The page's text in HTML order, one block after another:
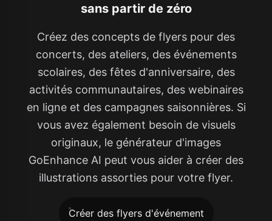
sans partir de zéro
Créez des concepts de flyers pour des
concerts, des ateliers, des événements
scolaires, des fêtes d'anniversaire, des
activités communautaires, des webinaires
en ligne et des campagnes saisonnières. Si
vous avez également besoin de visuels
originaux, le générateur d'images
GoEnhance AI peut vous aider à créer des
illustrations assorties pour votre flyer.
Créer des flyers d'événement